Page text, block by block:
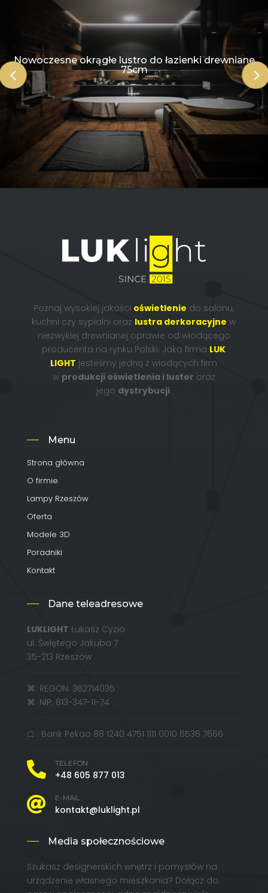
Nowoczesne okrągłe lustro do łazienki drewniane
75cm
Poznaj wysokiej jakości oświetlenie do salonu,
kuchni czy sypialni oraz lustra derkoracyjne w
niezwykłej drewnianej oprawie od wiodącego
producenta na rynku Polski. Jako firma LUK
LIGHT jesteśmy jedną z wiodących firm
w produkcji oświetlenia i luster oraz
jego dystrybucji.
Menu
Strona główna
O firmie
Lampy Rzeszów
Oferta
Modele 3D
Poradniki
Kontakt
Dane teleadresowe
LUKLIGHT Łukasz Cyzio
ul. Świętego Jakuba 7
35-213 Rzeszów
⌘: REGON: 362714035
⌘: NIP: 813-347-11-74
☖ : Bank Pekao 88 1240 4751 1111 0010 6536 7666
 TELEFON
+48 605 877 013
 E-MAIL
kontakt@luklight.pl
Media społecznościowe
Szukasz designerskich wnętrz i pomysłów na
urządzenie własnego mieszkania? Dołącz do